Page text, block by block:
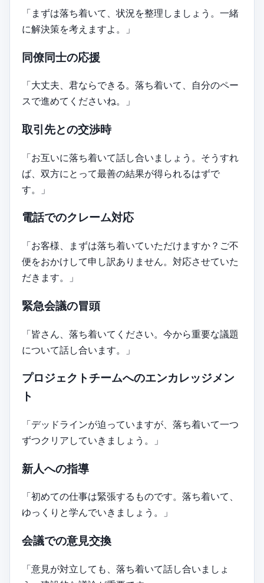
「まずは落ち着いて、状況を整理しましょう。一緒
に解決策を考えますよ。」
同僚同士の応援
「大丈夫、君ならできる。落ち着いて、自分のペー
スで進めてくださいね。」
取引先との交渉時
「お互いに落ち着いて話し合いましょう。そうすれ
ば、双方にとって最善の結果が得られるはずで
す。」
電話でのクレーム対応
「お客様、まずは落ち着いていただけますか？ご不
便をおかけして申し訳ありません。対応させていた
だきます。」
緊急会議の冒頭
「皆さん、落ち着いてください。今から重要な議題
について話し合います。」
プロジェクトチームへのエンカレッジメン
ト
「デッドラインが迫っていますが、落ち着いて一つ
ずつクリアしていきましょう。」
新人への指導
「初めての仕事は緊張するものです。落ち着いて、
ゆっくりと学んでいきましょう。」
会議での意見交換
「意見が対立しても、落ち着いて話し合いましょ